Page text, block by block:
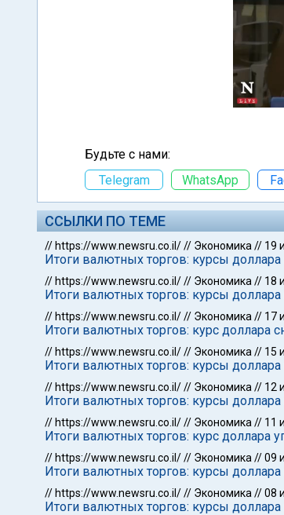
Будьте с нами:
Telegram
WhatsApp
ССЫЛКИ ПО ТЕМЕ
// https://www.newsru.co.il/// Экономика // 19
Итоги валютных торгов: курсы доллара
// https://www.newsru.co.il/// Экономика // 18
Итоги валютных торгов: курсы
// https://www.newsru.co.il/// Экономика // 17
Итоги валютных торгов: курс доллара
// https://www.newsru.co.il/// Экономика // 15
Итоги валютных торгов: курсы доллара
// https://www.newsru.co.il/// Экономика // 12
Итоги валютных торгов: курсы доллара
// https://www.newsru.co.il/// Экономика // 11
Итоги валютных торгов: курс доллара
// https://www.newsru.co.il/// Экономика //09
Итоги валютных торгов: курсы доллара
// https://www.newsru.co.il/// Экономика //08
Итоги валютных торгов: курсы